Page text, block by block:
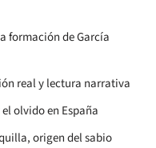
formación de García
real y lectura narrativa
olvido en España
origen del sabio